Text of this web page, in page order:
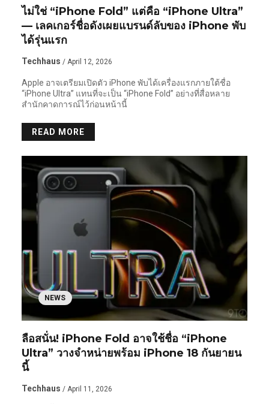
ไม่ใช่ “iPhone Fold” แต่คือ “iPhone Ultra”
— เลคเกอร์ชื่อดังเผยแบรนด์ลับของ iPhone พับ
ได้รุ่นแรก
Techhaus / April 12, 2026
Apple อาจเตรียมเปิดตัว iPhone พับได้เครื่องแรกภายใต้ชื่อ
“iPhone Ultra” แทนที่จะเป็น “iPhone Fold” อย่างที่สื่อหลาย
สำนักคาดการณ์ไว้ก่อนหน้านี้
READ MORE
NEWS
ลือสนั่น! iPhone Fold อาจใช้ชื่อ “iPhone
Ultra” วางจำหน่ายพร้อม iPhone 18 กันยายน
นี้
Techhaus / April 11, 2026